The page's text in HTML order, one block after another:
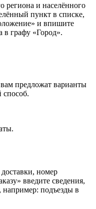
региона и населённого
пункт в списке,
и впишите
в графу «Город».
предложат варианты
номер
введите сведения,
например: подъезды в